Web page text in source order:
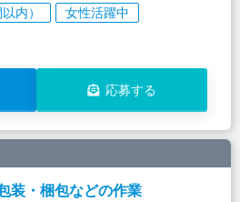
内）
女性活躍中
応募する
・梱包などの作業